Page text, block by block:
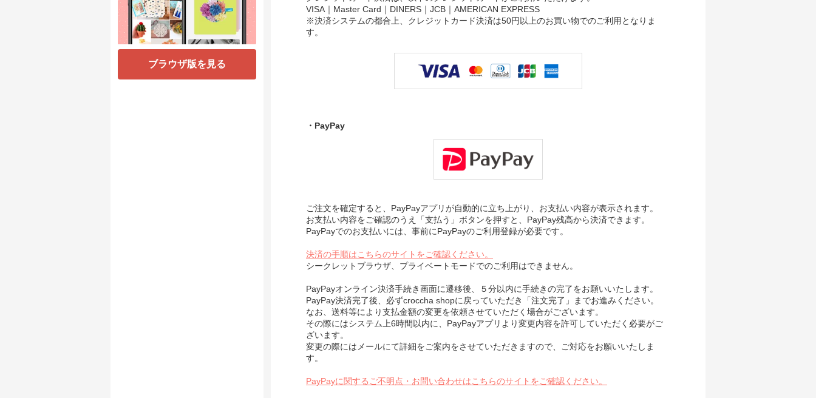
ブラウザ版を見る
VISA｜Master Card｜DINERS｜JCB｜AMERICAN EXPRESS
※決済システムの都合上、クレジットカード決済は50円以上のお買い物でのご利用となりま
す。
・PayPay
ご注文を確定すると、PayPayアプリが自動的に立ち上がり、お支払い内容が表示されます。
お支払い内容をご確認のうえ「支払う」ボタンを押すと、PayPay残高から決済できます。
PayPayでのお支払いには、事前にPayPayのご利用登録が必要です。
決済の手順はこちらのサイトをご確認ください。
シークレットブラウザ、プライベートモードでのご利用はできません。
PayPayオンライン決済手続き画面に遷移後、５分以内に手続きの完了をお願いいたします。
PayPay決済完了後、必ずcroccha shopに戻っていただき「注文完了」までお進みください。
なお、送料等により支払金額の変更を依頼させていただく場合がございます。
その際にはシステム上6時間以内に、PayPayアプリより変更内容を許可していただく必要がご
ざいます。
変更の際にはメールにて詳細をご案内をさせていただきますので、ご対応をお願いいたしま
す。
PayPayに関するご不明点・お問い合わせはこちらのサイトをご確認ください。